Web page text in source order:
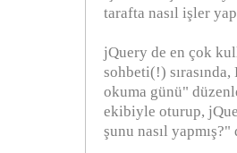
tarafta nasıl işler
jQuery de en çok
sohbeti(!)
okuma günü"
ekibiyle oturup,
şunu nasıl